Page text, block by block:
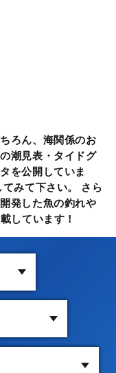
ろん、海関係のお
潮見表・タイドグ
を公開していま
みて下さい。 さら
発した魚の釣れや
しています！